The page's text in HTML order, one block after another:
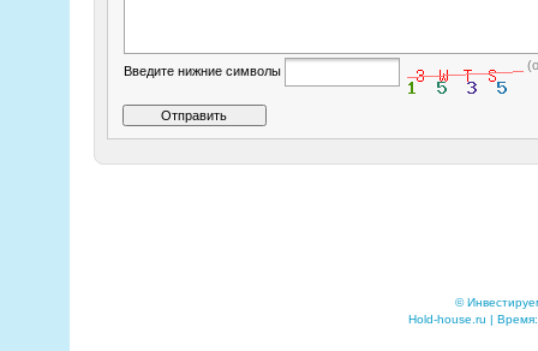
Введите нижние символы
©
Hold-house.ru |